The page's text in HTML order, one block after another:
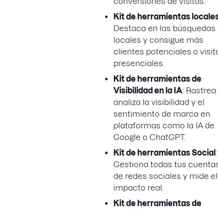
Kit de herramientas
Destaca en las búsquedas
locales y consigue más
clientes potenciales o
presenciales
Kit de herramientas de
Visibilidad en la IA: Rastrea
analiza la visibilidad y el
sentimiento de marca en
plataformas como la IA de
Google o ChatGPT.
Kit de herramientas Social :
Gestiona todas tus
de redes sociales y mide el
impacto real.
Kit de herramientas de